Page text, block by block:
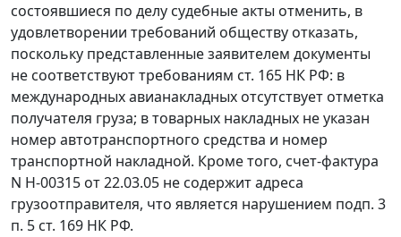
состоявшиеся по делу судебные акты отменить, в
удовлетворении требований обществу отказать,
поскольку представленные заявителем документы
не соответствуют требованиям ст. 165 НК РФ: в
международных авианакладных отсутствует отметка
получателя груза; в товарных накладных не указан
номер автотранспортного средства и номер
транспортной накладной. Кроме того, счет-фактура
N Н-00315 от 22.03.05 не содержит адреса
грузоотправителя, что является нарушением подп. 3
п. 5 ст. 169 НК РФ.